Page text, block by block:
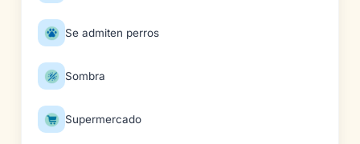
Se admiten perros
Sombra
Supermercado